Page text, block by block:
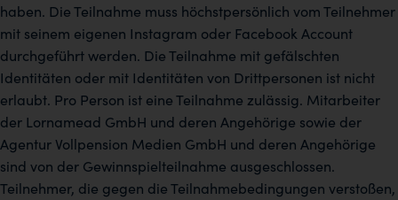
haben. Die Teilnahme muss höchstpersönlich vom Teilnehmer
mit seinem eigenen Instagram oder Facebook Account
durchgeführt werden. Die Teilnahme mit gefälschten
Identitäten oder mit Identitäten von Drittpersonen ist nicht
erlaubt. Pro Person ist eine Teilnahme zulässig. Mitarbeiter
der Lornamead GmbH und deren Angehörige sowie der
Agentur Vollpension Medien GmbH und deren Angehörige
sind von der Gewinnspielteilnahme ausgeschlossen.
Teilnehmer, die gegen die Teilnahmebedingungen verstoßen,